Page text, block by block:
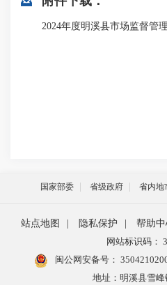
2024年度明溪县市场监督管
国家部委 省级政府 省内地
站点地图 隐私保护 帮助
网站标识码：
闽公网安备号：
地址：明溪县雪